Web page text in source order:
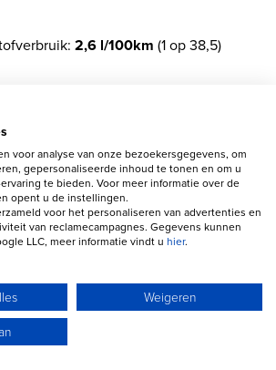
2,6 l/100km (1 op 38,5)
handzenders)
geen
B.V. Jules Verneweg 114 5015BM
voor analyse van onze bezoekersgegevens, om
gepersonaliseerde inhoud te tonen en om u
te bieden. Voor meer informatie over de
opent u de instellingen.
voor het personaliseren van advertenties en
van reclamecampagnes. Gegevens kunnen
LLC, meer informatie vindt u hier.
Weigeren